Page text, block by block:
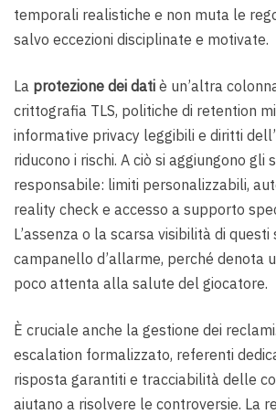
temporali realistiche e non muta le
salvo eccezioni disciplinate e motivate.
La protezione dei dati è un’altra
crittografia TLS, politiche di retention
informative privacy leggibili e diritti
riducono i rischi. A ciò si aggiungono gli
responsabile: limiti personalizzabili,
reality check e accesso a supporto
L’assenza o la scarsa visibilità di
campanello d’allarme, perché denota
poco attenta alla salute del giocatore.
È cruciale anche la gestione dei
escalation formalizzato, referenti
risposta garantiti e tracciabilità delle
aiutano a risolvere le controversie. La